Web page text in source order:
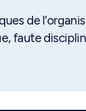
de
faute